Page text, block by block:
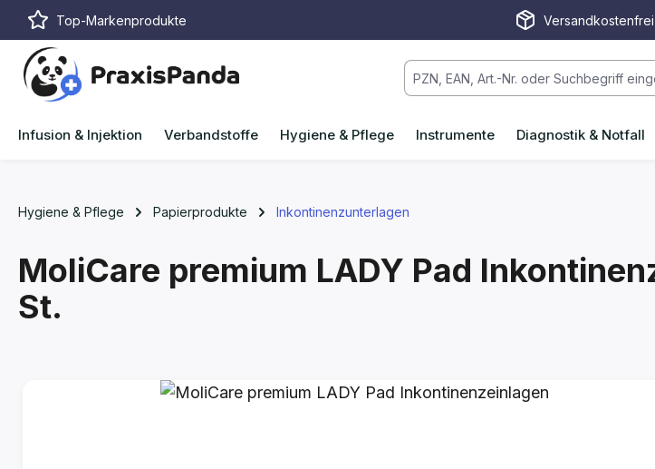
Hauptinhalt springen
Zur Suche springen
Zur Hauptnavigation springen
Top-Markenprodukte
Infusion & Injektion Verbandstoffe Hygiene & Pflege Instrumente Diagnostik & Notfall
Hygiene & Pflege Papierprodukte Inkontinenzunterlagen
MoliCare premium LADY Pad
St.
Bildergalerie überspringen